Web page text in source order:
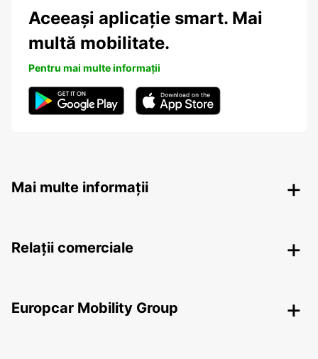
Aceeași aplicație smart. Mai
multă mobilitate.
Pentru mai multe informații
Mai multe informații
Relații comerciale
Europcar Mobility Group